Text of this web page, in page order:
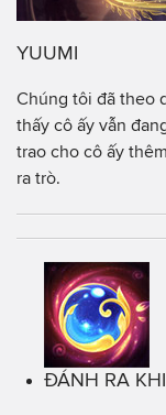
YUUMI
Chúng tôi đã theo
thấy cô ấy vẫn
trao cho cô ấy
ra trò.
ĐÁNH RA